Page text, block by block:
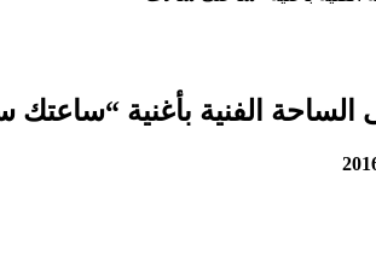
الساحة الفنية بأغنية “ساعتك